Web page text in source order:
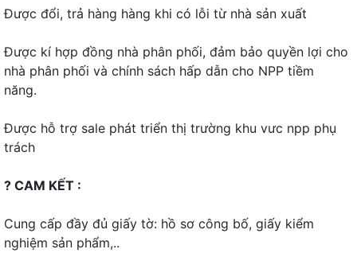
Được đổi, trả hàng hàng khi có lỗi từ nhà sản xuất
Được kí hợp đồng nhà phân phối, đảm bảo quyền lợi cho
nhà phân phối và chính sách hấp dẫn cho NPP tiềm
năng.
Được hỗ trợ sale phát triển thị trường khu vưc npp phụ
trách
? CAM KẾT :
Cung cấp đầy đủ giấy tờ: hồ sơ công bố, giấy kiểm
nghiệm sản phẩm,..